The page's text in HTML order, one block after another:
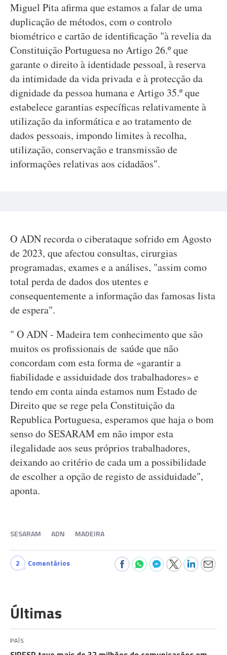
Miguel Pita afirma que estamos a falar de uma
duplicação de métodos, com o controlo
biométrico e cartão de identificação "à revelia da
Constituição Portuguesa no Artigo 26.º que
garante o direito à identidade pessoal, à reserva
da intimidade da vida privada e à protecção da
dignidade da pessoa humana e Artigo 35.º que
estabelece garantias específicas relativamente à
utilização da informática e ao tratamento de
dados pessoais, impondo limites à recolha,
utilização, conservação e transmissão de
informações relativas aos cidadãos".
O ADN recorda o ciberataque sofrido em Agosto
de 2023, que afectou consultas, cirurgias
programadas, exames e a análises, "assim como
total perda de dados dos utentes e
consequentemente a informação das famosas lista
de espera".
" O ADN - Madeira tem conhecimento que são
muitos os profissionais de saúde que não
concordam com esta forma de «garantir a
fiabilidade e assiduidade dos trabalhadores» e
tendo em conta ainda estamos num Estado de
Direito que se rege pela Constituição da
Republica Portuguesa, esperamos que haja o bom
senso do SESARAM em não impor esta
ilegalidade aos seus próprios trabalhadores,
deixando ao critério de cada um a possibilidade
de escolher a opção de registo de assiduidade",
aponta.
SESARAM ADN MADEIRA
2 Comentários
Últimas
PAÍS